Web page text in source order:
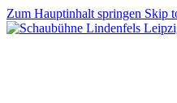
Zum Hauptinhalt springen Skip